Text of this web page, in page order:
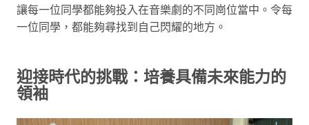
讓每一位同學都能夠投入在音樂劇的不同崗位當中。令每
一位同學，都能夠尋找到自己閃耀的地方。
迎接時代的挑戰：培養具備未來能力的
領袖